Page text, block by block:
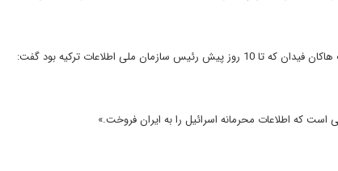
به گزارش فرارو به نقل از هاآرتص، رجب طیب اردوغان، رئیس جمهور ترکیه در توصیف هاکان فیدان که تا 10 روز پیش رئیس سازمان ملی اطلاعات ترکیه بود گفت:
که اطلاعات محرمانه اسرائیل را به ایران فروخت.»